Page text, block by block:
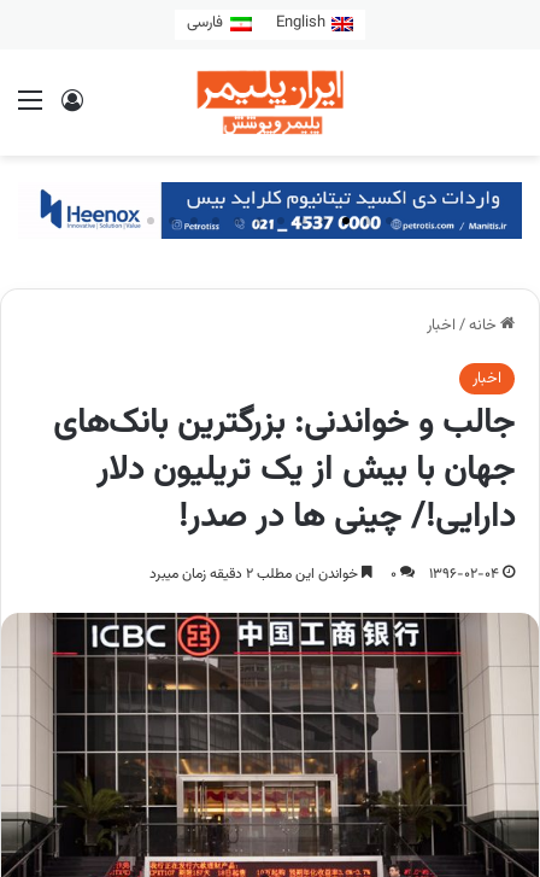
English فارسی
خانه/ اخبار
اخبار
جالب و خواندنی: بزرگترین بانک‌های
جهان با بیش از یک تریلیون دلار
دارایی!/ چینی ها در صدر!
1396-02-04
0 خواندن این مطلب 2 دقیقه زمان میبرد